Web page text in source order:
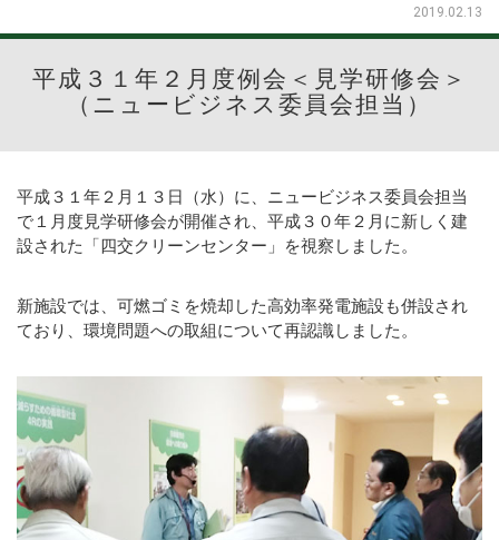
2019.02.13
平成３１年２月度例会＜見学研修会＞
（ニュービジネス委員会担当）
平成３１年２月１３日（水）に、ニュービジネス委員会担当
で１月度見学研修会が開催され、平成３０年２月に新しく建
設された「四交クリーンセンター」を視察しました。
新施設では、可燃ゴミを焼却した高効率発電施設も併設され
ており、環境問題への取組について再認識しました。